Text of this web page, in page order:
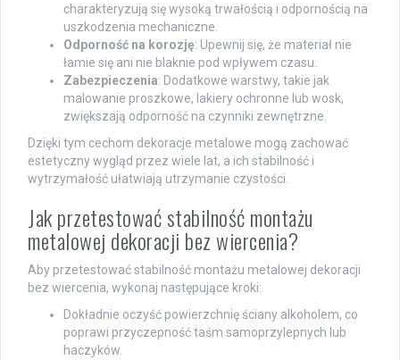
charakteryzują się wysoką trwałością i odpornością na
uszkodzenia mechaniczne.
Odporność na korozję: Upewnij się, że materiał nie
łamie się ani nie blaknie pod wpływem czasu.
Zabezpieczenia: Dodatkowe warstwy, takie jak
malowanie proszkowe, lakiery ochronne lub wosk,
zwiększają odporność na czynniki zewnętrzne.
Dzięki tym cechom dekoracje metalowe mogą zachować
estetyczny wygląd przez wiele lat, a ich stabilność i
wytrzymałość ułatwiają utrzymanie czystości.
Jak przetestować stabilność montażu
metalowej dekoracji bez wiercenia?
Aby przetestować stabilność montażu metalowej dekoracji
bez wiercenia, wykonaj następujące kroki:
Dokładnie oczyść powierzchnię ściany alkoholem, co
poprawi przyczepność taśm samoprzylepnych lub
haczyków.